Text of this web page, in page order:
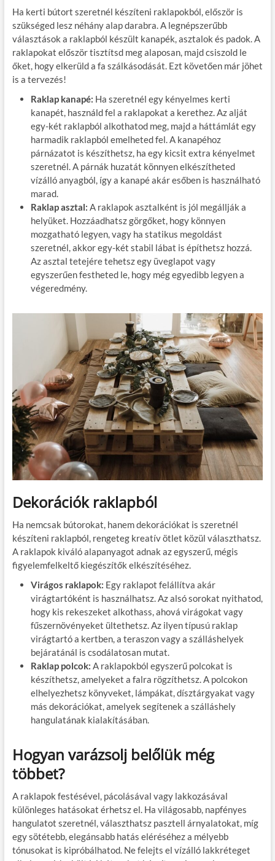
Ha kerti bútort szeretnél készíteni raklapokból, először is
szükséged lesz néhány alap darabra. A legnépszerűbb
választások a raklapból készült kanapék, asztalok és padok. A
raklapokat először tisztítsd meg alaposan, majd csiszold le
őket, hogy elkerüld a fa szálkásodását. Ezt követően már jöhet
is a tervezés!
Raklap kanapé: Ha szeretnél egy kényelmes kerti
kanapét, használd fel a raklapokat a kerethez. Az alját
egy-két raklapból alkothatod meg, majd a háttámlát egy
harmadik raklapból emelheted fel. A kanapéhoz
párnázatot is készíthetsz, ha egy kicsit extra kényelmet
szeretnél. A párnák huzatát könnyen elkészítheted
vízálló anyagból, így a kanapé akár esőben is használható
marad.
Raklap asztal: A raklapok asztalként is jól megállják a
helyüket. Hozzáadhatsz görgőket, hogy könnyen
mozgatható legyen, vagy ha statikus megoldást
szeretnél, akkor egy-két stabil lábat is építhetsz hozzá.
Az asztal tetejére tehetsz egy üveglapot vagy
egyszerűen festheted le, hogy még egyedibb legyen a
végeredmény.
Dekorációk raklapból
Ha nemcsak bútorokat, hanem dekorációkat is szeretnél
készíteni raklapból, rengeteg kreatív ötlet közül választhatsz.
A raklapok kiváló alapanyagot adnak az egyszerű, mégis
figyelemfelkeltő kiegészítők elkészítéséhez.
Virágos raklapok: Egy raklapot felállítva akár
virágtartóként is használhatsz. Az alsó sorokat nyithatod,
hogy kis rekeszeket alkothass, ahová virágokat vagy
fűszernövényeket ültethetsz. Az ilyen típusú raklap
virágtartó a kertben, a teraszon vagy a szálláshelyek
bejáratánál is csodálatosan mutat.
Raklap polcok: A raklapokból egyszerű polcokat is
készíthetsz, amelyeket a falra rögzíthetsz. A polcokon
elhelyezhetsz könyveket, lámpákat, dísztárgyakat vagy
más dekorációkat, amelyek segítenek a szálláshely
hangulatának kialakításában.
Hogyan varázsolj belőlük még
többet?
A raklapok festésével, pácolásával vagy lakkozásával
különleges hatásokat érhetsz el. Ha világosabb, napfényes
hangulatot szeretnél, választhatsz pasztell árnyalatokat, míg
egy sötétebb, elegánsabb hatás eléréséhez a mélyebb
tónusokat is kipróbálhatod. Ne felejts el vízálló lakkréteget